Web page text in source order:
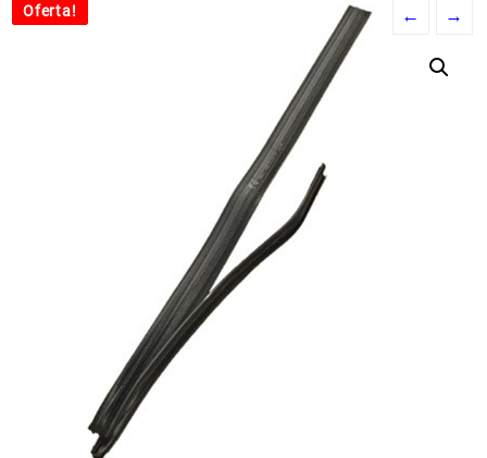
Oferta! ← →
Oferta!